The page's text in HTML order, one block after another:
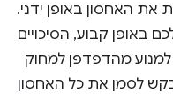
את האחסון באופן ידני.
קבוע, הסיכויים
למנוע מהדפדפן למחוק
לסמן את כל האחסון